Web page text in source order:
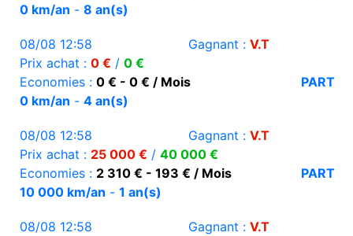
0 km/an - 8 an(s)
08/08 12:58 Gagnant : V.T
Prix achat : 0 € / 0 €
Economies : 0 € - 0 € / Mois
PART
0 km/an - 4 an(s)
08/08 12:58 Gagnant : V.T
Prix achat : 25 000 € / 40 000 €
Economies : 2 310 € - 193 € / Mois
PART
10 000 km/an - 1 an(s)
08/08 12:58 Gagnant : V.T